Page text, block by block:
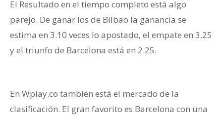
El Resultado en el tiempo completo está algo
parejo. De ganar los de Bilbao la ganancia se
estima en 3.10 veces lo apostado, el empate en 3.25
y el triunfo de Barcelona está en 2.25.
En Wplay.co también está el mercado de la
clasificación. El gran favorito es Barcelona con una